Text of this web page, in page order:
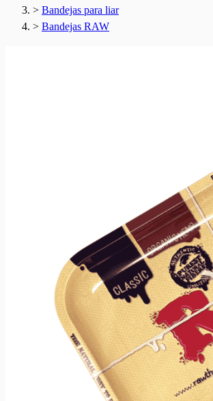
> Bandejas para liar
> Bandejas RAW